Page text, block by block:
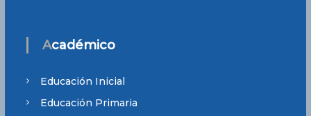
Académico
Educación Inicial
Educación Primaria